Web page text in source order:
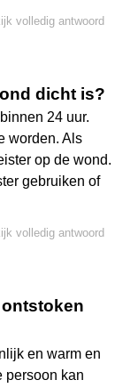
volledig antwoord
dicht is?
24 uur.
worden. Als
op de wond.
gebruiken of
volledig antwoord
en warm en
persoon kan